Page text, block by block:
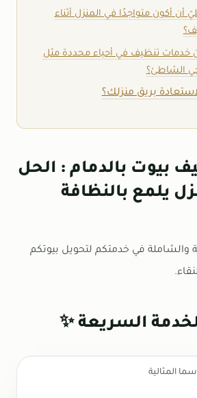
أن أكون متواجدًا في المنزل أثناء
خدمات تنظيف في أحياء محددة مثل
الشاطئ؟
بريق منزلك؟
بيوت بالدمام : الحل
يلمع بالنظافة
والشاملة في خدمتكم لتحويل بيوتكم
السريعة ✨
المثالية